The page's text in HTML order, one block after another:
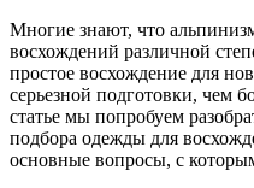
Многие знают, что
восхождений различной
простое восхождение для
серьезной подготовки, чем
статье мы попробуем
подбора одежды для
основные вопросы, с